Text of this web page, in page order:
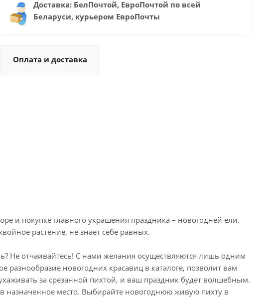
Доставка: БелПочтой, ЕвроПочтой по всей
Беларуси, курьером ЕвроПочты
Оплата и доставка
и покупке главного украшения праздника – новогодней ели.
растение, не знает себе равных.
Не отчаивайтесь! С нами желания осуществляются лишь одним
новогодних красавиц в каталоге, позволит вам
за срезанной пихтой, и ваш праздник будет волшебным.
назначенное место. Выбирайте новогоднюю живую пихту в